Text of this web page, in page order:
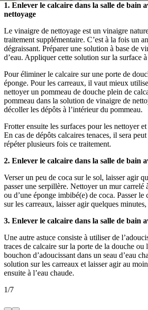
1. Enlever le calcaire dans la salle de bain
nettoyage
Le vinaigre de nettoyage est un vinaigre
traitement supplémentaire. C’est à la fois un
dégraissant. Préparer une solution à base de
d’eau. Appliquer cette solution sur la surface
Pour éliminer le calcaire sur une porte de
éponge. Pour les carreaux, il vaut mieux
nettoyer un pommeau de douche plein de
pommeau dans la solution de vinaigre de
décoller les dépôts à l’intérieur du pommeau.
Frotter ensuite les surfaces pour les nettoyer
En cas de dépôts calcaires tenaces, il sera
répéter plusieurs fois ce traitement.
2. Enlever le calcaire dans la salle de bain
Verser un peu de coca sur le sol, laisser agir
passer une serpillère. Nettoyer un mur carrelé
ou d’une éponge imbibé(e) de coca. Passer
sur les carreaux, laisser agir quelques
3. Enlever le calcaire dans la salle de bain
Une autre astuce consiste à utiliser de
traces de calcaire sur la porte de la douche ou
bouchon d’adoucissant dans un seau d’eau
solution sur les carreaux et laisser agir au
ensuite à l’eau chaude.
1/7